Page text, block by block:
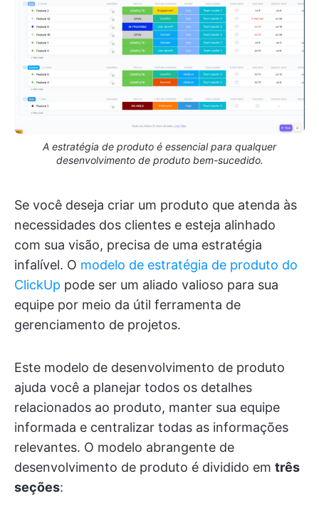
A estratégia de produto é essencial para qualquer
desenvolvimento de produto bem-sucedido.
Se você deseja criar um produto que atenda às
necessidades dos clientes e esteja alinhado
com sua visão, precisa de uma estratégia
infalível. O modelo de estratégia de produto do
ClickUp pode ser um aliado valioso para sua
equipe por meio da útil ferramenta de
gerenciamento de projetos.
Este modelo de desenvolvimento de produto
ajuda você a planejar todos os detalhes
relacionados ao produto, manter sua equipe
informada e centralizar todas as informações
relevantes. O modelo abrangente de
desenvolvimento de produto é dividido em três
seções: